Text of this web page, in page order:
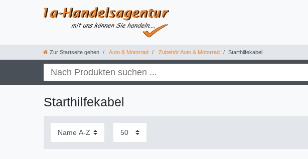
Zur Startseite gehen Auto & Motorrad Zubehör Auto & Motorrad Starthilfekabel
Starthilfekabel